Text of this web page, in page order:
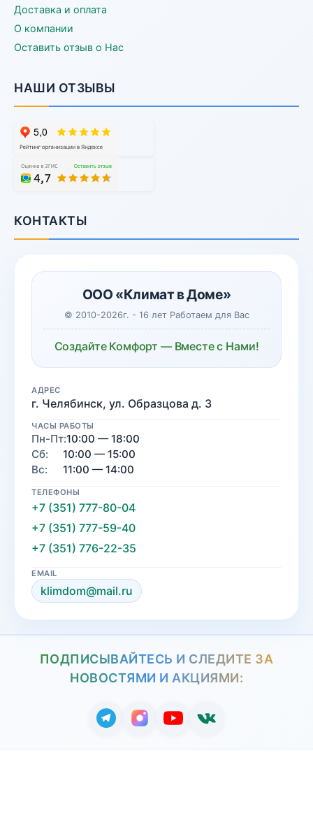
Доставка и оплата
О компании
Оставить отзыв о Нас
НАШИ ОТЗЫВЫ
КОНТАКТЫ
ООО «Климат в Доме»
© 2010-2026г. - 16 лет Работаем для Вас
Создайте Комфорт — Вместе с Нами!
АДРЕС
г. Челябинск, ул. Образцова д. 3
ЧАСЫ РАБОТЫ
Пн-Пт:10:00 — 18:00
Сб:
10:00 — 15:00
Вс:
11:00 — 14:00
ТЕЛЕФОНЫ
+7 (351) 777-80-04
+7 (351) 777-59-40
+7 (351) 776-22-35
EMAIL
klimdom@mail.ru
ПОДПИСЫВАЙТЕСЬ И СЛЕДИТЕ ЗА
НОВОСТЯМИ И АКЦИЯМИ: